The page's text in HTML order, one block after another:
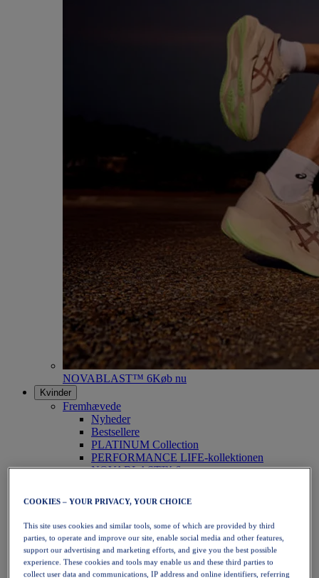
NOVABLAST™ 6Køb nu
Kvinder
Fremhævede
Nyheder
Bestsellere
PLATINUM Collection
PERFORMANCE LIFE-kollektionen
NOVABLAST™ 6
Løb
Trailløb
Tennis
Volleyball
Håndbold
Padel
Netbold
COOKIES – YOUR PRIVACY, YOUR CHOICE
This site uses cookies and similar tools, some of which are provided by third
parties, to operate and improve our site, enable social media and other features,
support our advertising and marketing efforts, and give you the best possible
experience. These cookies and tools may enable us and these third parties to
collect user data and communications, IP address and online identifiers, referring